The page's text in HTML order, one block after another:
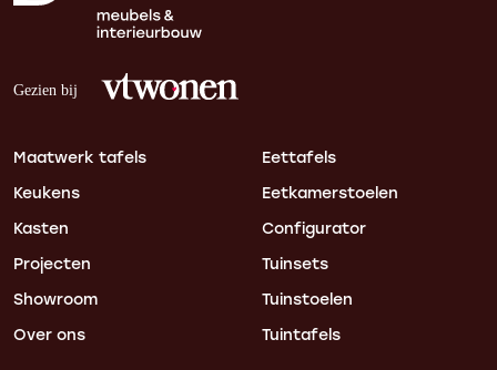
Maatwerk tafels
Keukens
Kasten
Projecten
Showroom
Over ons
Eettafels
Eetkamerstoelen
Configurator
Tuinsets
Tuinstoelen
Tuintafels